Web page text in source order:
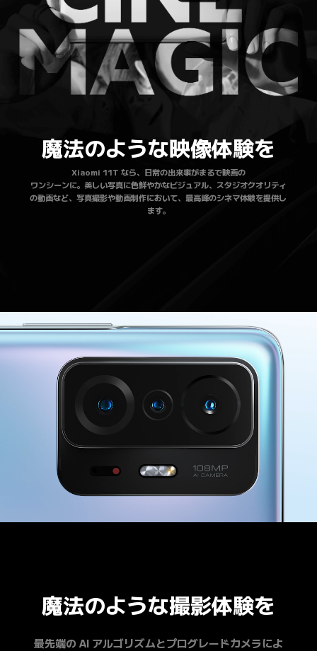
魔法のような映像体験を
Xiaomi 11T なら、日常の出来事がまるで映画の
ワンシーンに。美しい写真に色鮮やかなビジュアル、スタジオクオリティ
の動画など、写真撮影や動画制作において、最高峰のシネマ体験を提供し
ます。
魔法のような撮影体験を
最先端の AI アルゴリズムとプログレードカメラによ